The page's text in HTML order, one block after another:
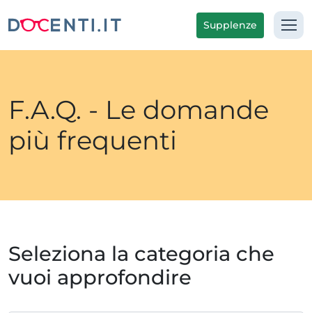
Supplenze
F.A.Q. - Le domande
più frequenti
Seleziona la categoria che
vuoi approfondire